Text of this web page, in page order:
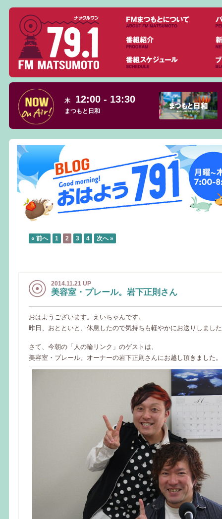
木 12:00 - 13:30
まつもと日和
« 前へ 1 2 3 4 次へ »
2014.11.21 UP
美容室・プレール。岩下正則さん
おはようございます。えいちゃんです。
昨日、おとといと、休息したので気持ちも軽やかにお送りしまし
さて、今朝の「人の輪リンク」のゲストは、
美容室・プレール。オーナーの岩下正則さんにお越し頂きました。